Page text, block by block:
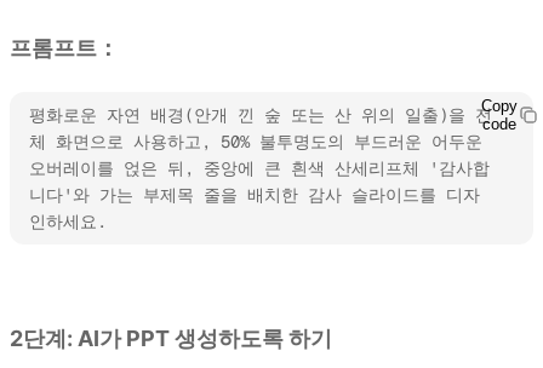
프롬프트：
평화로운 자연 배경(안개 낀 숲 또는 산 위의 일출)을 전
체 화면으로 사용하고, 50% 불투명도의 부드러운 어두운
오버레이를 얹은 뒤, 중앙에 큰 흰색 산세리프체 '감사합
니다'와 가는 부제목 줄을 배치한 감사 슬라이드를 디자
인하세요.
Copy
code
2단계: AI가 PPT 생성하도록 하기